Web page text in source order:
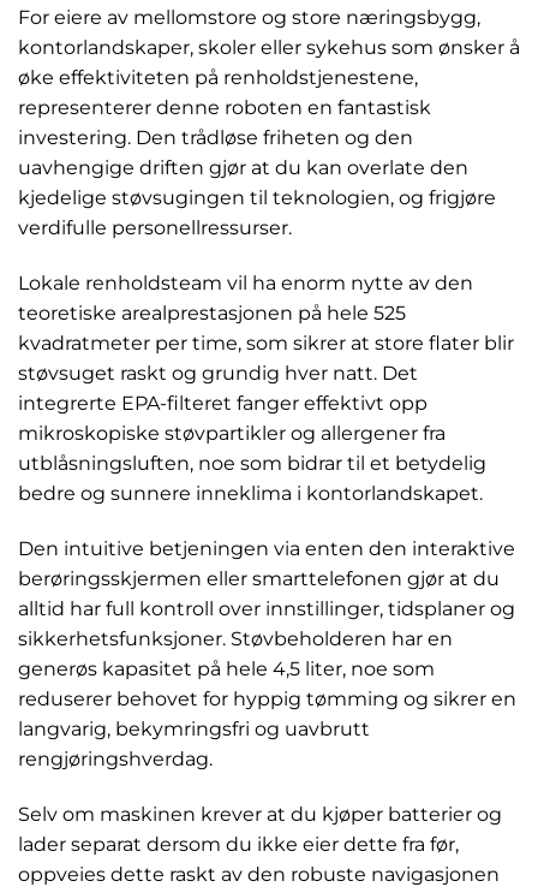
For eiere av mellomstore og store næringsbygg,
kontorlandskaper, skoler eller sykehus som ønsker å
øke effektiviteten på renholdstjenestene,
representerer denne roboten en fantastisk
investering. Den trådløse friheten og den
uavhengige driften gjør at du kan overlate den
kjedelige støvsugingen til teknologien, og frigjøre
verdifulle personellressurser.
Lokale renholdsteam vil ha enorm nytte av den
teoretiske arealprestasjonen på hele 525
kvadratmeter per time, som sikrer at store flater blir
støvsuget raskt og grundig hver natt. Det
integrerte EPA-filteret fanger effektivt opp
mikroskopiske støvpartikler og allergener fra
utblåsningsluften, noe som bidrar til et betydelig
bedre og sunnere inneklima i kontorlandskapet.
Den intuitive betjeningen via enten den interaktive
berøringsskjermen eller smarttelefonen gjør at du
alltid har full kontroll over innstillinger, tidsplaner og
sikkerhetsfunksjoner. Støvbeholderen har en
generøs kapasitet på hele 4,5 liter, noe som
reduserer behovet for hyppig tømming og sikrer en
langvarig, bekymringsfri og uavbrutt
rengjøringshverdag.
Selv om maskinen krever at du kjøper batterier og
lader separat dersom du ikke eier dette fra før,
oppveies dette raskt av den robuste navigasjonen